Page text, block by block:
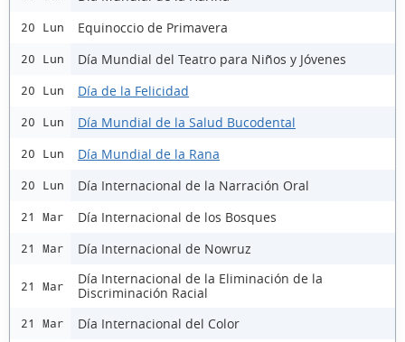
20 Lun Equinoccio de Primavera
20 Lun Día Mundial del Teatro para Niños y Jóvenes
20 Lun Día de la Felicidad
20 Lun Día Mundial de la Salud Bucodental
20 Lun Día Mundial de la Rana
20 Lun Día Internacional de la Narración Oral
21 Mar Día Internacional de los Bosques
21 Mar Día Internacional de Nowruz
21 Mar
Día Internacional de la Eliminación de la
Discriminación Racial
21 Mar Día Internacional del Color